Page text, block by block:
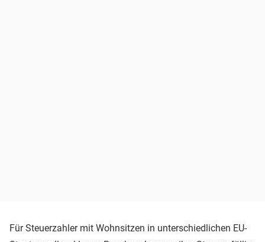
Für Steuerzahler mit Wohnsitzen in unterschiedlichen EU-